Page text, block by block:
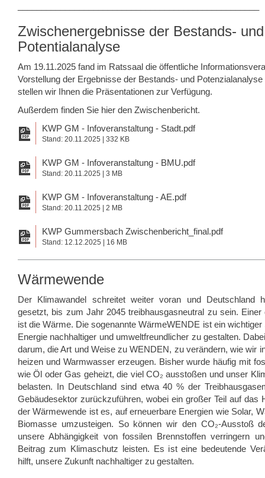
Zwischenergebnisse der Bestands- und
Potentialanalyse
Am 19.11.2025 fand im Ratssaal die öffentliche
Vorstellung der Ergebnisse der Bestands- und
stellen wir Ihnen die Präsentationen zur Verfügung.
Außerdem finden Sie hier den Zwischenbericht.
KWP GM - Infoveranstaltung - Stadt.pdf
Stand: 20.11.2025 | 332 KB
KWP GM - Infoveranstaltung - BMU.pdf
Stand: 20.11.2025 | 3 MB
KWP GM - Infoveranstaltung - AE.pdf
Stand: 20.11.2025 | 2 MB
KWP Gummersbach Zwischenbericht_final.pdf
Stand: 12.12.2025 | 16 MB
Wärmewende
Der Klimawandel schreitet weiter voran und Deutschland
gesetzt, bis zum Jahr 2045 treibhausgasneutral zu sein. Einer
ist die Wärme. Die sogenannte WärmeWENDE ist ein
Energie nachhaltiger und umweltfreundlicher zu gestalten.
darum, die Art und Weise zu WENDEN, zu verändern, wie wir
heizen und Warmwasser erzeugen. Bisher wurde häufig mit
wie Öl oder Gas geheizt, die viel CO₂ ausstoßen und unser
belasten. In Deutschland sind etwa 40 % der
Gebäudesektor zurückzuführen, wobei ein großer Teil auf das
der Wärmewende ist es, auf erneuerbare Energien wie Solar,
Biomasse umzusteigen. So können wir den CO₂-Ausstoß
unsere Abhängigkeit von fossilen Brennstoffen verringern
Beitrag zum Klimaschutz leisten. Es ist eine bedeutende
hilft, unsere Zukunft nachhaltiger zu gestalten.